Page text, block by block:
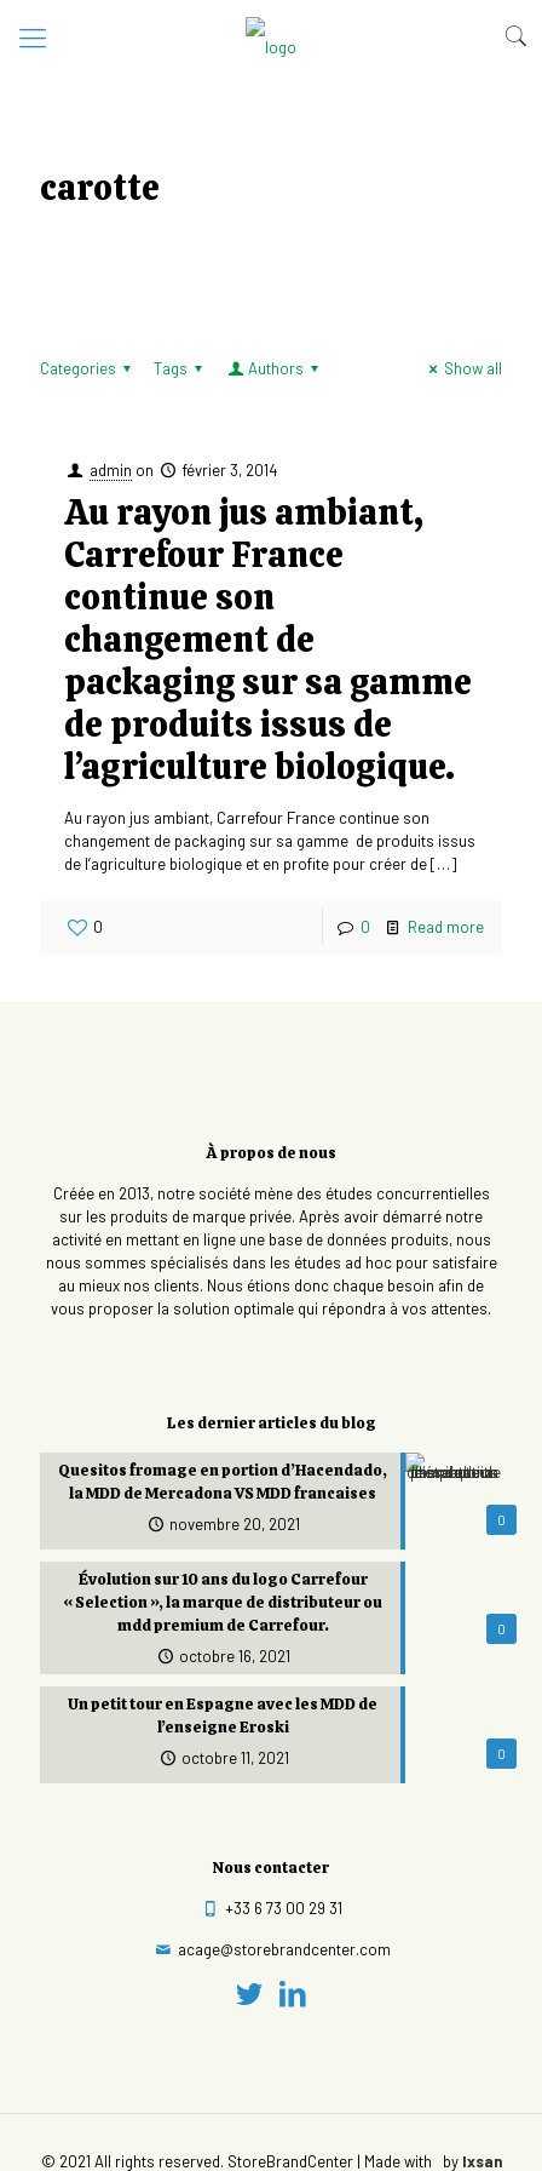
carotte
Categories Tags Authors Show all
admin on février 3, 2014
Au rayon jus ambiant,
Carrefour France
continue son
changement de
packaging sur sa gamme
de produits issus de
l’agriculture biologique.
Au rayon jus ambiant, Carrefour France continue son
changement de packaging sur sa gamme de produits issus
de l’agriculture biologique et en profite pour créer de[…]
0 0 Read more
À propos de nous
Créée en 2013, notre société mène des études concurrentielles
sur les produits de marque privée. Après avoir démarré notre
activité en mettant en ligne une base de données produits, nous
nous sommes spécialisés dans les études ad hoc pour satisfaire
au mieux nos clients. Nous étions donc chaque besoin afin de
vous proposer la solution optimale qui répondra à vos attentes.
Les dernier articles du blog
0
Quesitos fromage en portion d’Hacendado,
la MDD de Mercadona VS MDD francaises
novembre 20, 2021
0
Évolution sur 10 ans du logo Carrefour
« Selection », la marque de distributeur ou
mdd premium de Carrefour.
octobre 16, 2021
0
Un petit tour en Espagne avec les MDD de
l’enseigne Eroski
octobre 11, 2021
Nous contacter
+33 6 73 00 29 31
acage@storebrandcenter.com
© 2021 All rights reserved. StoreBrandCenter | Made with by Ixsan